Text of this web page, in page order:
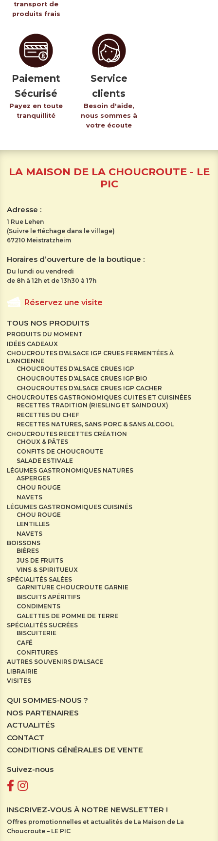
transport de
produits frais
Paiement
Sécurisé
Payez en toute
tranquillité
Service
clients
Besoin d'aide,
nous sommes à
votre écoute
LA MAISON DE LA CHOUCROUTE - LE
PIC
Adresse :
1 Rue Lehen
(Suivre le fléchage dans le village)
67210 Meistratzheim
Horaires d’ouverture de la boutique :
Du lundi ou vendredi
de 8h à 12h et de 13h30 à 17h
Réservez une visite
TOUS NOS PRODUITS
PRODUITS DU MOMENT
IDÉES CADEAUX
CHOUCROUTES D'ALSACE IGP CRUES FERMENTÉES À
L'ANCIENNE
CHOUCROUTES D'ALSACE CRUES IGP
CHOUCROUTES D'ALSACE CRUES IGP BIO
CHOUCROUTES D'ALSACE CRUES IGP CACHER
CHOUCROUTES GASTRONOMIQUES CUITES ET CUISINÉES
RECETTES TRADITION (RIESLING ET SAINDOUX)
RECETTES DU CHEF
RECETTES NATURES, SANS PORC & SANS ALCOOL
CHOUCROUTES RECETTES CRÉATION
CHOUX & PÂTES
CONFITS DE CHOUCROUTE
SALADE ESTIVALE
LÉGUMES GASTRONOMIQUES NATURES
ASPERGES
CHOU ROUGE
NAVETS
LÉGUMES GASTRONOMIQUES CUISINÉS
CHOU ROUGE
LENTILLES
NAVETS
BOISSONS
BIÈRES
JUS DE FRUITS
VINS & SPIRITUEUX
SPÉCIALITÉS SALÉES
GARNITURE CHOUCROUTE GARNIE
BISCUITS APÉRITIFS
CONDIMENTS
GALETTES DE POMME DE TERRE
SPÉCIALITÉS SUCRÉES
BISCUITERIE
CAFÉ
CONFITURES
AUTRES SOUVENIRS D'ALSACE
LIBRAIRIE
VISITES
QUI SOMMES-NOUS ?
NOS PARTENAIRES
ACTUALITÉS
CONTACT
CONDITIONS GÉNÉRALES DE VENTE
Suivez-nous
INSCRIVEZ-VOUS À NOTRE NEWSLETTER !
Offres promotionnelles et actualités de La Maison de La
Choucroute – LE PIC